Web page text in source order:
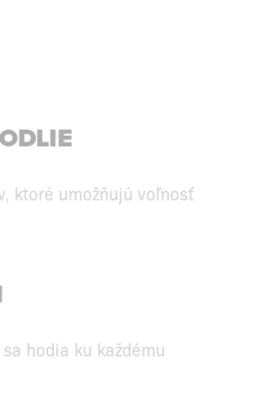
ktoré umožňujú voľnosť
hodia ku každému